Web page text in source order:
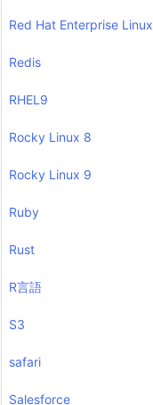
Red Hat Enterprise Linux
Redis
RHEL9
Rocky Linux 8
Rocky Linux 9
Ruby
Rust
R言語
S3
safari
Salesforce